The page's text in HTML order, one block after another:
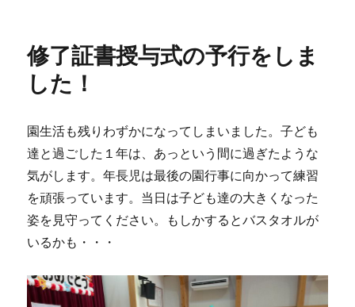
修了証書授与式の予行をしま
した！
園生活も残りわずかになってしまいました。子ども
達と過ごした１年は、あっという間に過ぎたような
気がします。年長児は最後の園行事に向かって練習
を頑張っています。当日は子ども達の大きくなった
姿を見守ってください。もしかするとバスタオルが
いるかも・・・